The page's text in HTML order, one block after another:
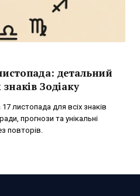
детальний
Зодіаку
листопада для всіх знаків
прогнози та унікальні
повторів.